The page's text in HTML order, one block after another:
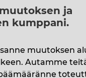
ja
kumppani.
muutoksen
Autamme